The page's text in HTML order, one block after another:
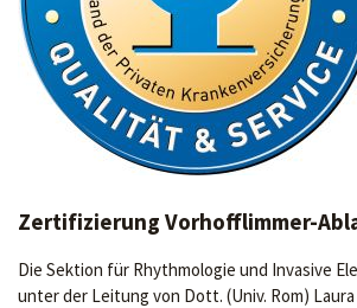
Zertifizierung Vorhofflimmer-
Die Sektion für Rhythmologie und Invasive
unter der Leitung von Dott. (Univ. Rom)